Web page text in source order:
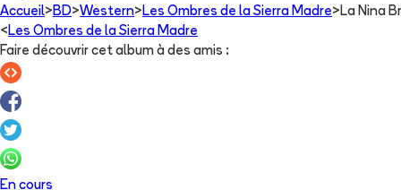
Accueil> BD>Western> Les Ombres de la Sierra Madre> La Nina
< Les Ombres de la Sierra Madre
Faire découvrir cet album à des amis :
En cours